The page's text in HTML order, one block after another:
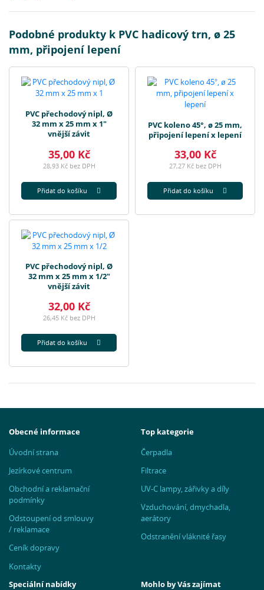
Podobné produkty k PVC hadicový trn, ø 25
mm, připojení lepení
PVC přechodový nipl, Ø
32 mm x 25 mm x 1"
vnější závit
35,00 Kč
28,93 Kč bez DPH
Přidat do košíku
PVC koleno 45°, ø 25 mm,
připojení lepení x lepení
33,00 Kč
27,27 Kč bez DPH
Přidat do košíku
PVC přechodový nipl, Ø
32 mm x 25 mm x 1/2"
vnější závit
32,00 Kč
26,45 Kč bez DPH
Přidat do košíku
Obecné informace
Úvodní strana
Jezírkové centrum
Obchodní a reklamační
podmínky
Odstoupení od smlouvy
/ reklamace
Ceník dopravy
Kontakty
Top kategorie
Čerpadla
Filtrace
UV-C lampy, zářivky a díly
Vzduchování, dmychadla,
aerátory
Odstranění vláknité řasy
Speciální nabídky Mohlo by Vás zajímat